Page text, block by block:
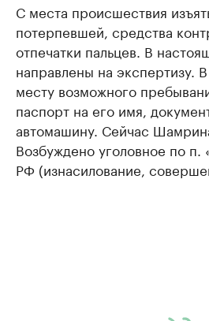
С места происшествия
потерпевшей, средства
отпечатки пальцев. В
направлены на экспертизу.
месту возможного
паспорт на его имя,
автомашину. Сейчас
Возбуждено уголовное по п.
РФ (изнасилование,